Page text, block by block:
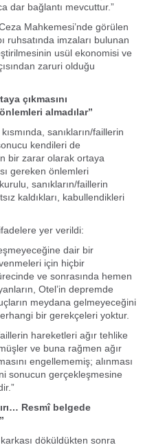
dar bağlantı mevcuttur.”
Mahkemesi’nde görülen
ruhsatında imzaları bulunan
usül ekonomisi ve
zaruri olduğu
çıkmasını
almadılar”
sanıkların/faillerin
kendileri de
bir zarar olarak ortaya
gereken önlemleri
sanıkların/faillerin
kaldıkları, kabullendikleri
yer verildi:
dair bir
için hiçbir
ve sonrasında hemen
Otel’in depremde
meydana gelmeyeceğini
bir gerekçeleri yoktur.
hareketleri ağır tehlike
ve buna rağmen ağır
engellememiş; alınması
sonucun gerçekleşmesine
Resmî belgede
döküldükten sonra